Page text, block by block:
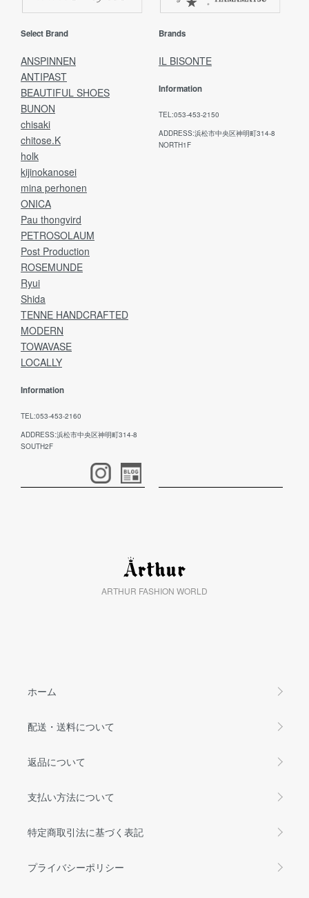
Select Brand
ANSPINNEN
ANTIPAST
BEAUTIFUL SHOES
BUNON
chisaki
chitose.K
holk
kijinokanosei
mina perhonen
ONICA
Pau thongvird
PETROSOLAUM
Post Production
ROSEMUNDE
Ryui
Shida
TENNE HANDCRAFTED
MODERN
TOWAVASE
LOCALLY
Information
TEL:053-453-2160
ADDRESS:浜松市中央区神明町314-8
SOUTH2F
Brands
IL BISONTE
Information
TEL:053-453-2150
ADDRESS:浜松市中央区神明町314-8
NORTH1F
ARTHUR FASHION WORLD
ホーム
配送・送料について
返品について
支払い方法について
特定商取引法に基づく表記
プライバシーポリシー